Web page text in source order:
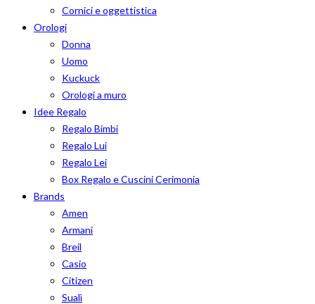
Cornici e oggettistica
Orologi
Donna
Uomo
Kuckuck
Orologi a muro
Idee Regalo
Regalo Bimbi
Regalo Lui
Regalo Lei
Box Regalo e Cuscini Cerimonia
Brands
Amen
Armani
Breil
Casio
Citizen
Sualì